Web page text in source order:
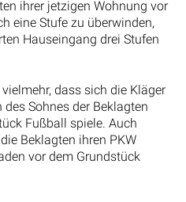
eine Stufe zu überwinden,
Hauseingang drei Stufen
Sohnes der Beklagten
Fußball spiele. Auch
Beklagten ihren PKW
vor dem Grundstück